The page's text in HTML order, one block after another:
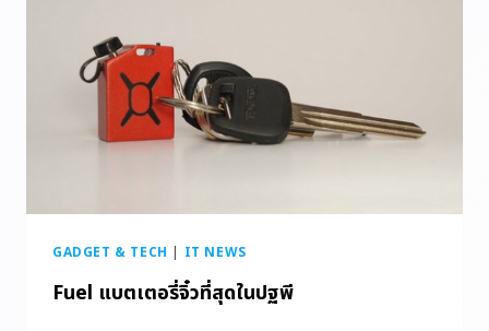
GADGET & TECH | IT NEWS
Fuel แบตเตอรี่จิ๋วที่สุดในปฐพี